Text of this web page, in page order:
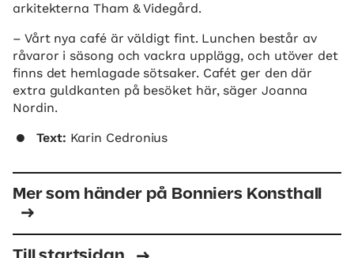
arkitekterna Tham & Videgård.
– Vårt nya café är väldigt fint. Lunchen består av
råvaror i säsong och vackra upplägg, och utöver det
finns det hemlagade sötsaker. Cafét ger den där
extra guldkanten på besöket här, säger Joanna
Nordin.
Text: Karin Cedronius
Mer som händer på Bonniers Konsthall